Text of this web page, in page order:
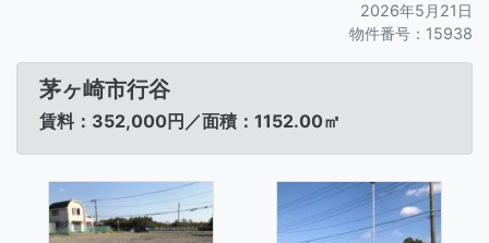
2026年5月21日
物件番号：15938
茅ヶ崎市行谷
賃料：352,000円／面積：1152.00㎡